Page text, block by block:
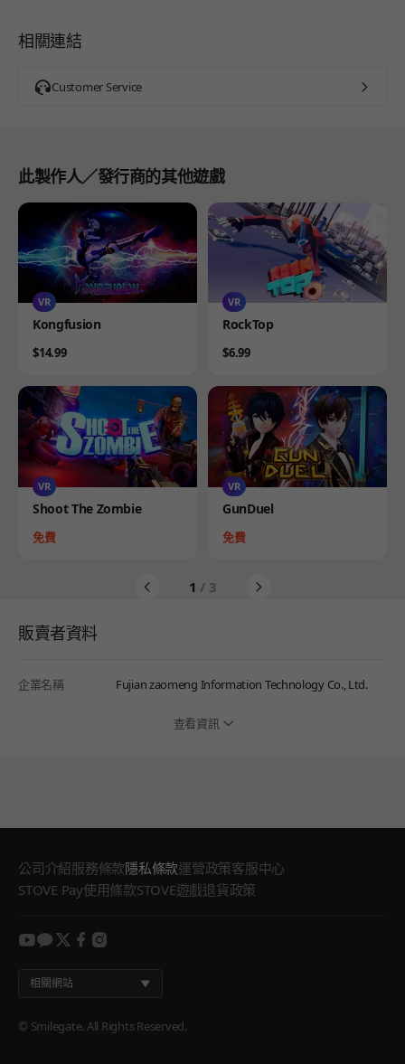
相關連結
Customer Service
此製作人／發行商的其他遊戲
VR
Product
Kongfusion
Price
$14.99
VR
Product
RockTop
Price
$6.99
VR
Product
Shoot The Zombie
Price
免費
VR
Product
GunDuel
Price
免費
1 / 3
販賣者資料
企業名稱 Fujian zaomeng Information Technology Co., Ltd.
查看資訊
公司介紹服務條款隱私條款運營政策客服中心
STOVE Pay使用條款STOVE遊戲退貨政策
youtube
kakao
twitter
facebook
instagram
相關網站
© Smilegate. All Rights Reserved.